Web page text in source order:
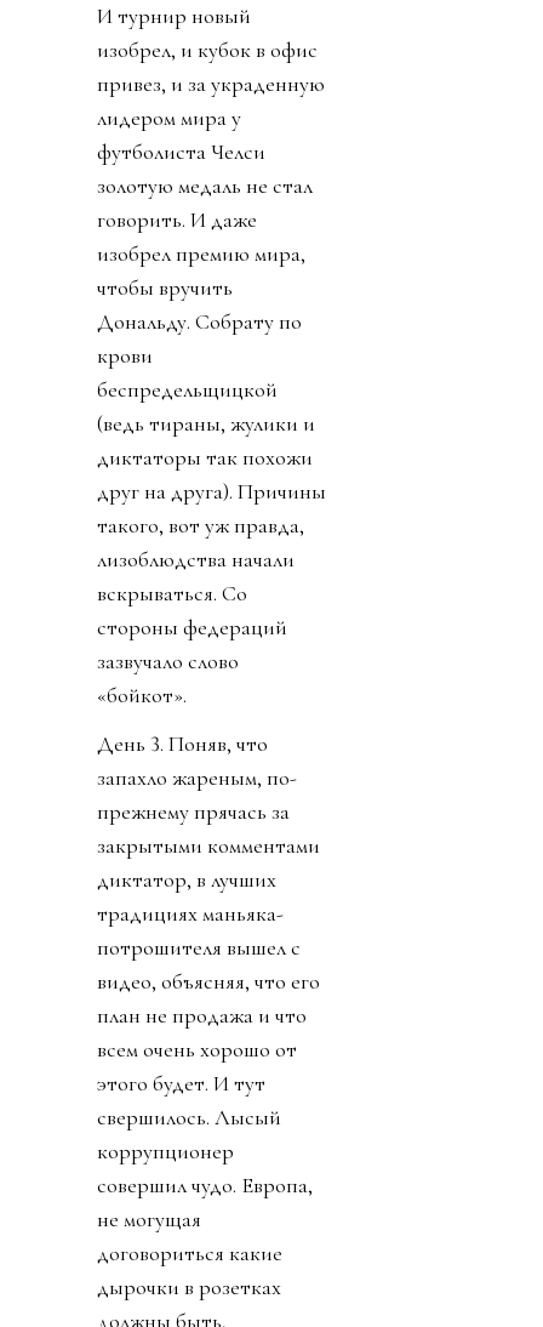
И турнир новый
изобрел, и кубок в офис
привез, и за украденную
лидером мира у
футболиста Челси
золотую медаль не стал
говорить. И даже
изобрел премию мира,
чтобы вручить
Дональду. Собрату по
крови
беспредельщицкой
(ведь тираны, жулики и
диктаторы так похожи
друг на друга). Причины
такого, вот уж правда,
лизоблюдства начали
вскрываться. Со
стороны федераций
зазвучало слово
«бойкот».
День 3. Поняв, что
запахло жареным, по-
прежнему прячась за
закрытыми комментами
диктатор, в лучших
традициях маньяка-
потрошителя вышел с
видео, объясняя, что его
план не продажа и что
всем очень хорошо от
этого будет. И тут
свершилось. Лысый
коррупционер
совершил чудо. Европа,
не могущая
договориться какие
дырочки в розетках
должны быть,